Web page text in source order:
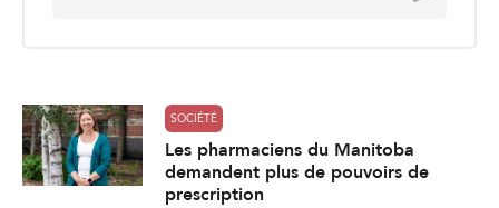
SOCIÉTÉ
Les pharmaciens du Manitoba
demandent plus de pouvoirs de
prescription